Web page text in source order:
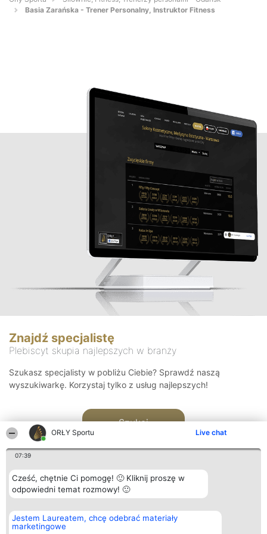
ORŁY Sportu Live chat
07:39
Cześć, chętnie Ci pomogę! 🙂 Kliknij proszę w
odpowiedni temat rozmowy! 🙂
Jestem Laureatem, chcę odebrać materiały
marketingowe
Basia Zarańska - Trener Personalny, Instruktor Fitness
Znajdź specjalistę
Plebiscyt skupia najlepszych w branży
Szukasz specjalisty w pobliżu Ciebie? Sprawdź naszą
wyszukiwarkę. Korzystaj tylko z usług najlepszych!
Szukaj
Organizator plebiscytu
Bright Side Solutions sp. z o.
o. sp. k.
Plebiscyt
Laureaci
Kontakt
Kontakt